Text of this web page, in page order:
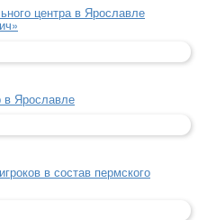
центра в Ярославле
в Ярославле
в состав пермского